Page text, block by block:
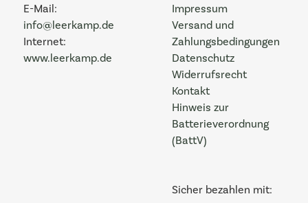
Impressum
Versand und
Zahlungsbedingungen
Datenschutz
Widerrufsrecht
Kontakt
Hinweis zur
Batterieverordnung
(BattV)
Sicher bezahlen mit:
E-Mail:
info@leerkamp.de
Internet:
www.leerkamp.de